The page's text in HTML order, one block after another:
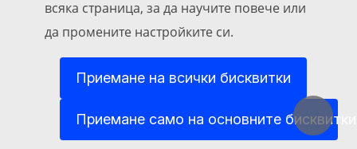
всяка страница, за да научите повече или
да промените настройките си.
Приемане на всички бисквитки
Приемане само на основните бисквитки